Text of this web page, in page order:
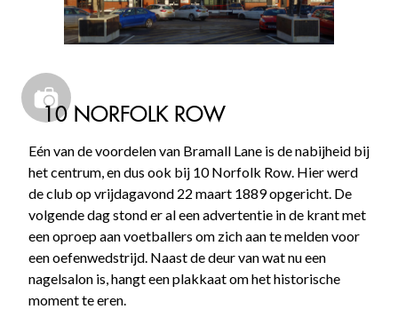
10 NORFOLK ROW
Eén van de voordelen van Bramall Lane is de nabijheid bij
het centrum, en dus ook bij 10 Norfolk Row. Hier werd
de club op vrijdagavond 22 maart 1889 opgericht. De
volgende dag stond er al een advertentie in de krant met
een oproep aan voetballers om zich aan te melden voor
een oefenwedstrijd. Naast de deur van wat nu een
nagelsalon is, hangt een plakkaat om het historische
moment te eren.